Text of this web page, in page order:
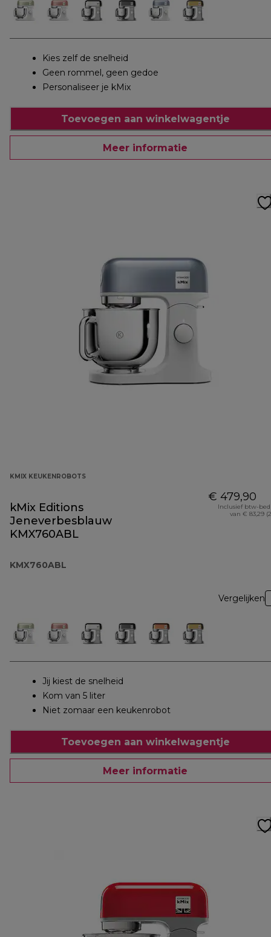
Kies zelf de snelheid
Geen rommel, geen gedoe
Personaliseer je kMix
Toevoegen aan winkelwagentje
Meer informatie
KMIX KEUKENROBOTS
kMix Editions
Jeneverbesblauw
KMX760ABL
KMX760ABL
€ 479,90
Inclusief btw-
van € 83,29
Vergelijken
Jij kiest de snelheid
Kom van 5 liter
Niet zomaar een keukenrobot
Toevoegen aan winkelwagentje
Meer informatie